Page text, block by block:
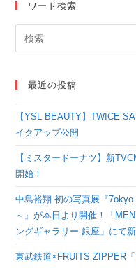
ワード検索
最近の投稿
【YSL BEAUTY】TWICE
イクアップ公開
【ミスタードーナツ】新
開始！
中島裕翔 初の写真展『
～』が本日より開催！「
ングギャラリー 銀座」にて
東武鉄道×FRUITS ZIPPER